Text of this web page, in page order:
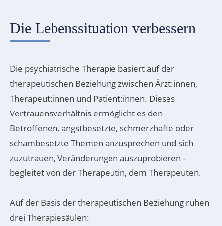
Die Lebenssituation verbessern
Die psychiatrische Therapie basiert auf der
therapeutischen Beziehung zwischen Ärzt:innen,
Therapeut:innen und Patient:innen. Dieses
Vertrauensverhältnis ermöglicht es den
Betroffenen, angstbesetzte, schmerzhafte oder
schambesetzte Themen anzusprechen und sich
zuzutrauen, Veränderungen auszuprobieren -
begleitet von der Therapeutin, dem Therapeuten.
Auf der Basis der therapeutischen Beziehung ruhen
drei Therapiesäulen: